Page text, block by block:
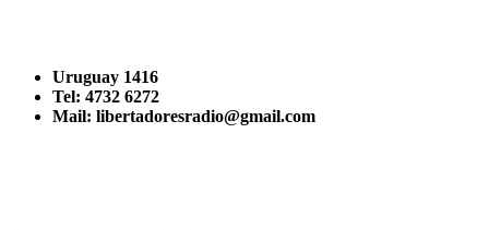
Uruguay 1416
Tel: 4732 6272
Mail: libertadoresradio@gmail.com